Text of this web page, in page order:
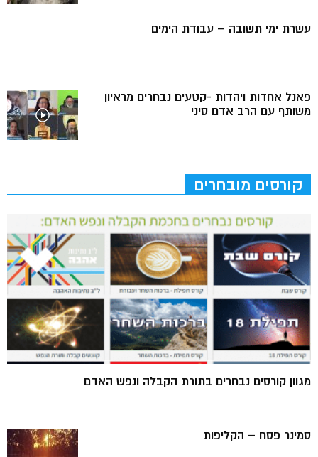
עשרת ימי תשובה – עבודת הימים
פאנל אחדות ויהדות -קטעים נבחרים מראיון
משותף עם הרב אדם סיני
קורסים מובחרים
מגוון קורסים נבחרים בתורת הקבלה ונפש האדם
סמינר פסח – הקליפות